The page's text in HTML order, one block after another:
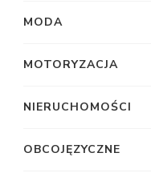
MODA
MOTORYZACJA
NIERUCHOMOŚCI
OBCOJĘZYCZNE